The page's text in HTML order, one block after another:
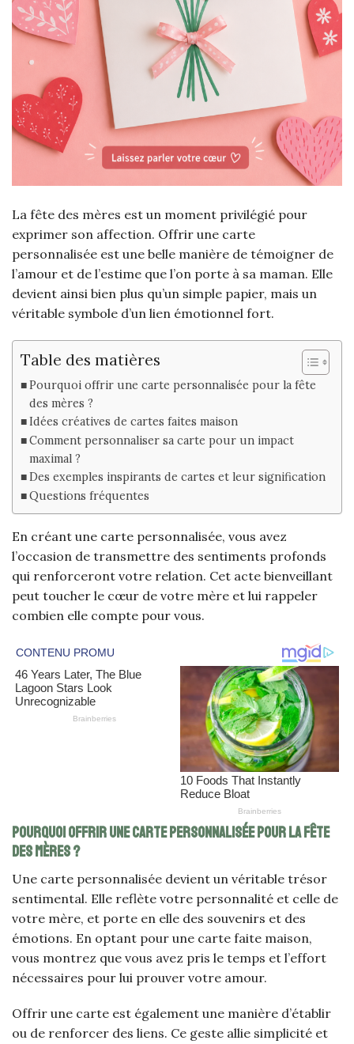
La fête des mères est un moment privilégié pour
exprimer son affection. Offrir une carte
personnalisée est une belle manière de témoigner de
l’amour et de l’estime que l’on porte à sa maman. Elle
devient ainsi bien plus qu’un simple papier, mais un
véritable symbole d’un lien émotionnel fort.
Table des matières
Pourquoi offrir une carte personnalisée pour la fête
des mères ?
Idées créatives de cartes faites maison
Comment personnaliser sa carte pour un impact
maximal ?
Des exemples inspirants de cartes et leur signification
Questions fréquentes
En créant une carte personnalisée, vous avez
l’occasion de transmettre des sentiments profonds
qui renforceront votre relation. Cet acte bienveillant
peut toucher le cœur de votre mère et lui rappeler
combien elle compte pour vous.
Pourquoi offrir une carte personnalisée pour la fête
des mères ?
Une carte personnalisée devient un véritable trésor
sentimental. Elle reflète votre personnalité et celle de
votre mère, et porte en elle des souvenirs et des
émotions. En optant pour une carte faite maison,
vous montrez que vous avez pris le temps et l’effort
nécessaires pour lui prouver votre amour.
Offrir une carte est également une manière d’établir
ou de renforcer des liens. Ce geste allie simplicité et